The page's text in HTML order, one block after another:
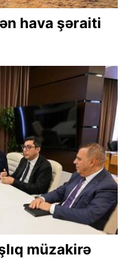
hava şəraiti
müzakirə